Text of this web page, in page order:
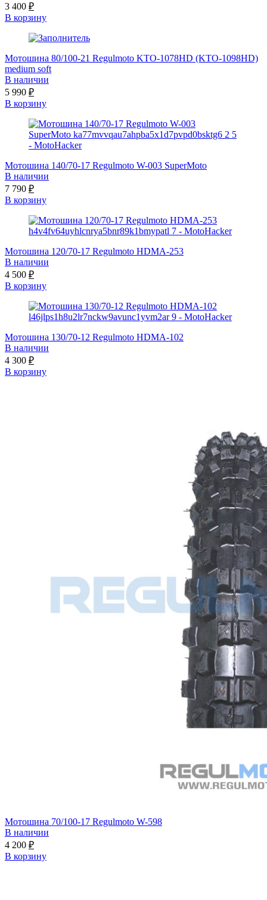
3 400 ₽
В корзину
Мотошина 80/100-21 Regulmoto KTO-1078HD (KTO-1098HD)
medium soft
В наличии
5 990 ₽
В корзину
Мотошина 140/70-17 Regulmoto W-003 SuperMoto
В наличии
7 790 ₽
В корзину
Мотошина 120/70-17 Regulmoto HDMA-253
В наличии
4 500 ₽
В корзину
Мотошина 130/70-12 Regulmoto HDMA-102
В наличии
4 300 ₽
В корзину
Мотошина 70/100-17 Regulmoto W-598
В наличии
4 200 ₽
В корзину